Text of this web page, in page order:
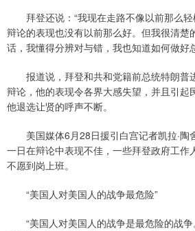
拜登还说：“我现在走路不像以前那么轻
辩论的表现也没有以前那么好。但我很清楚
话，我懂得分辨对与错，我也知道如何做好
报道说，拜登和共和党籍前总统特朗普
辩论，他的表现令各界大感失望，并且引起
他退选让贤的呼声不断。
美国媒体6月28日援引白宫记者凯拉·陶
一日在辩论中表现不佳，一些拜登政府工作
不愿到岗上班。
“美国人对美国人的战争最危险”
“美国人对美国人的战争是最危险的战争